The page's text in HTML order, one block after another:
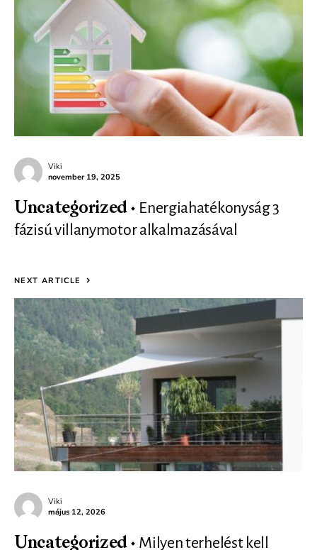
Viki
november 19, 2025
Uncategorized
Energiahatékonyság 3
fázisú villanymotor alkalmazásával
NEXT ARTICLE
Viki
május 12, 2026
Uncategorized Milyen terhelést kell